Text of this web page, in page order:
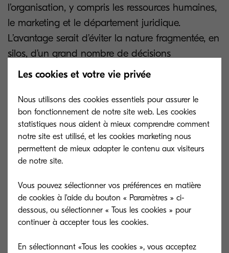
l’organisation, y compris les ressources humaines,
le marketing et le département juridique.
L’avantage serait d’éviter la nature fragmentée, en
silos, d’un grand nombre de décisions
d’entreprises en matière de mobilité. Idéalement,
mobilité et mettre en oeuvre des politiques pour
le plus grand intérêt de chacun.
Le bon choix est-il natif ?
Une des importantes décisions à prendre par le
centre d’excellence dédié à la mobilité, c’est de
décider s’il faut développer une app native ou un
site mobile. Chaque solution a ses avantages et
ses inconvénients. Les sites web mobiles sont
Les cookies et votre vie privée
Nous utilisons des cookies essentiels pour assurer le
bon fonctionnement de notre site web. Les cookies
statistiques nous aident à mieux comprendre comment
notre site est utilisé, et les cookies marketing nous
permettent de mieux adapter le contenu aux visiteurs
de notre site.
Vous pouvez sélectionner vos préférences en matière
de cookies à l'aide du bouton « Paramètres » ci-
dessous, ou sélectionner « Tous les cookies » pour
continuer à accepter tous les cookies.
En sélectionnant «Tous les cookies », vous acceptez